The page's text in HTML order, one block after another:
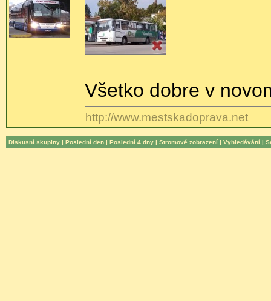
Všetko dobre v
http://www.mestskadoprava.net
Diskusní skupiny | Poslední den | Poslední 4 dny | Stromové zobrazení | Vyhledávání |